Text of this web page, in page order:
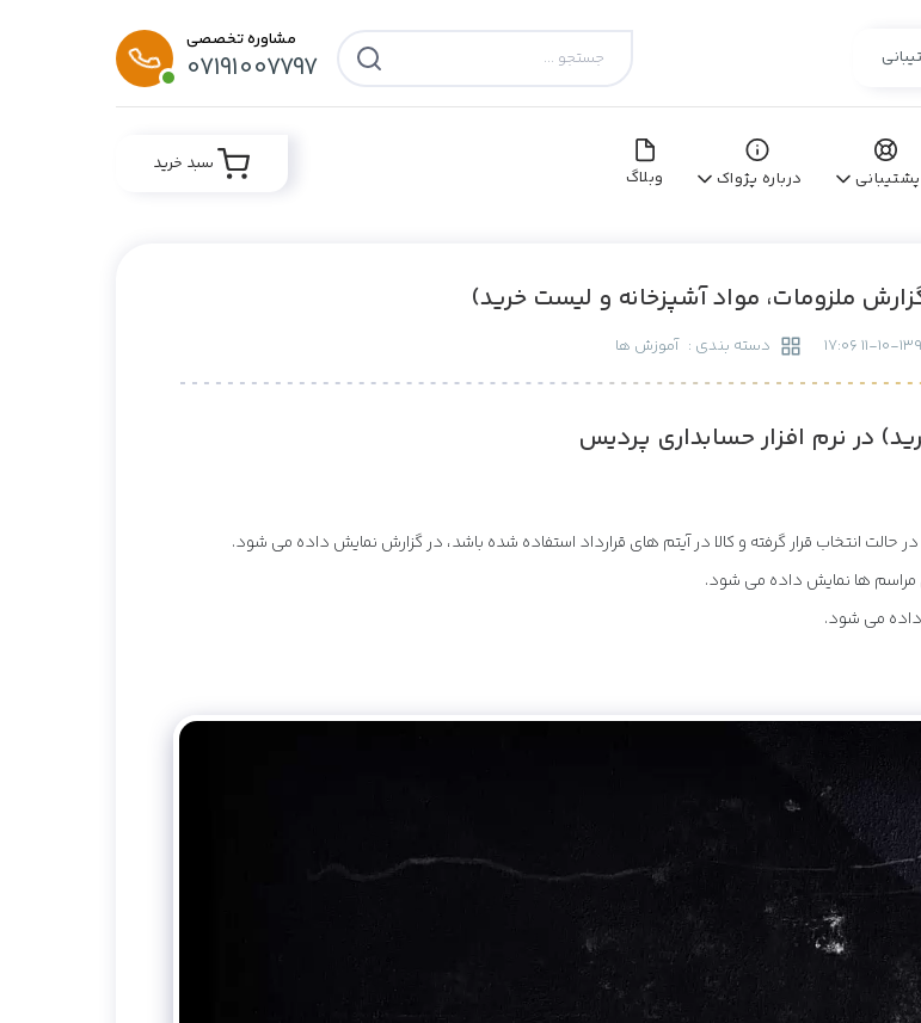
مشاوره تخصصی
07191007797
پشتیبانی درباره پژواک وبلاگ
سبد خرید
ملزومات، مواد آشپزخانه و لیست خرید)
1399-10- دسته بندی : آموزش ها
در نرم افزار حسابداری پردیس
حالت انتخاب قرار گرفته و کالا در آیتم های قرارداد استفاده شده باشد، در گزارش نمایش داده می شود.
مراسم ها نمایش داده می شود.
داده می شود.